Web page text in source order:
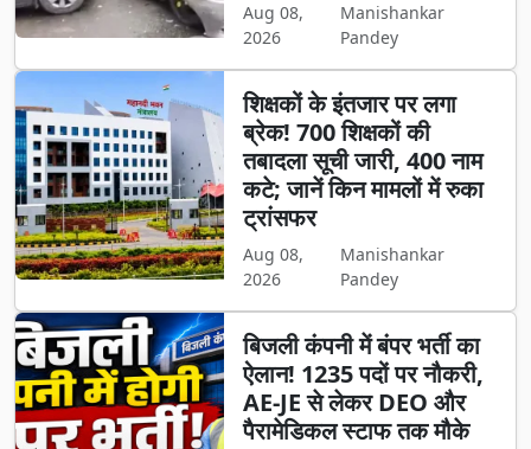
Aug 08,
2026
Manishankar
Pandey
शिक्षकों के इंतजार पर लगा
ब्रेक! 700 शिक्षकों की
तबादला सूची जारी, 400 नाम
कटे; जानें किन मामलों में रुका
ट्रांसफर
Aug 08,
2026
Manishankar
Pandey
बिजली कंपनी में बंपर भर्ती का
ऐलान! 1235 पदों पर नौकरी,
AE-JE से लेकर DEO और
पैरामेडिकल स्टाफ तक मौके